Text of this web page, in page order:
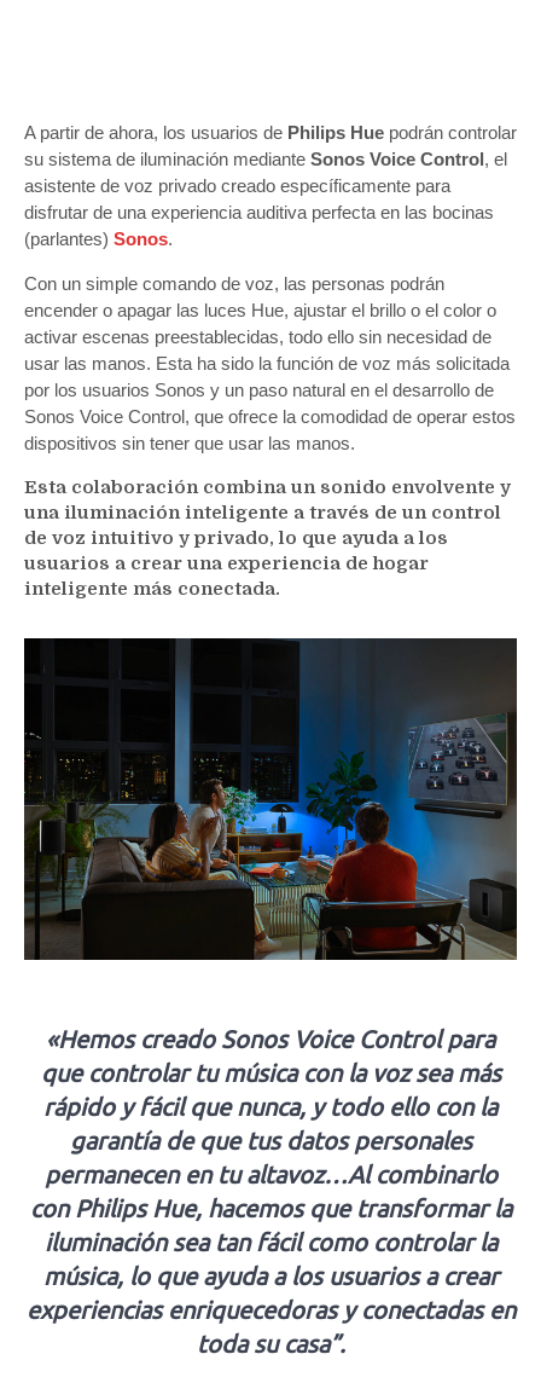
A partir de ahora, los usuarios de Philips Hue podrán controlar
su sistema de iluminación mediante Sonos Voice Control, el
asistente de voz privado creado específicamente para
disfrutar de una experiencia auditiva perfecta en las bocinas
(parlantes) Sonos.
Con un simple comando de voz, las personas podrán
encender o apagar las luces Hue, ajustar el brillo o el color o
activar escenas preestablecidas, todo ello sin necesidad de
usar las manos. Esta ha sido la función de voz más solicitada
por los usuarios Sonos y un paso natural en el desarrollo de
Sonos Voice Control, que ofrece la comodidad de operar estos
dispositivos sin tener que usar las manos.
Esta colaboración combina un sonido envolvente y
una iluminación inteligente a través de un control
de voz intuitivo y privado, lo que ayuda a los
usuarios a crear una experiencia de hogar
inteligente más conectada.
«Hemos creado Sonos Voice Control para
que controlar tu música con la voz sea más
rápido y fácil que nunca, y todo ello con la
garantía de que tus datos personales
permanecen en tu altavoz…Al combinarlo
con Philips Hue, hacemos que transformar la
iluminación sea tan fácil como controlar la
música, lo que ayuda a los usuarios a crear
experiencias enriquecedoras y conectadas en
toda su casa”.